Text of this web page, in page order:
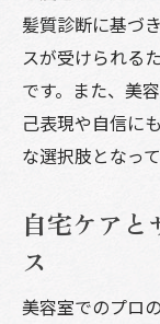
髪質診断に基づ
スが受けられる
です。また、美
己表現や自信に
な選択肢となって
自宅ケアと
ス
美容室でのプロ